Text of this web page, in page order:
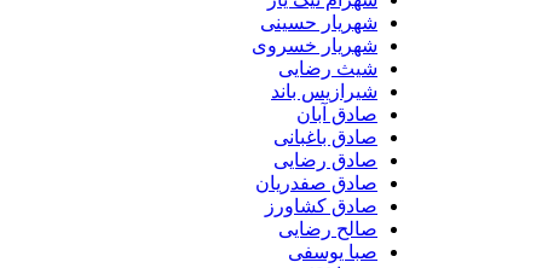
شهریار حسینی
شهریار خسروی
شیث رضایی
شیرازیس باند
صادق آبان
صادق باغبانی
صادق رضایی
صادق صفدریان
صادق کشاورز
صالح رضایی
صبا یوسفی